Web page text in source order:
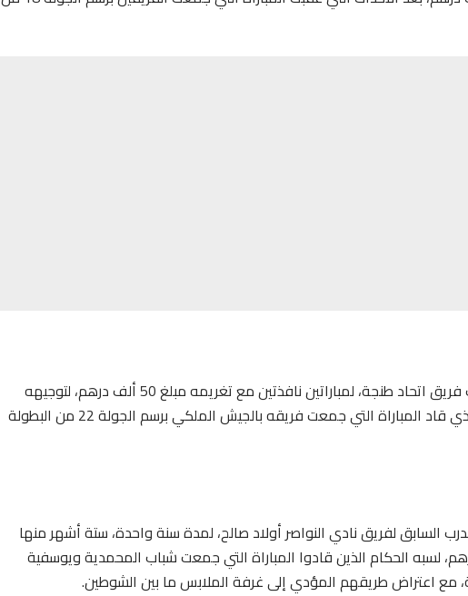
وقررت اللجنة ذاتها توقيف هلال الطير، مدرب فريق اتحاد طنجة، لمباراتين نافذتين مع تغريمه مبلغ 50 ألف درهم، لتوجيهه
عبارات نابية في حق الحكم المساعد الأول، الذي قاد المباراة التي جمعت فريقه بالجيش الملكي برسم الجولة 22 من البطولة
السابق لفريق نادي النواصر أولاد صالح، لمدة سنة واحدة، ستة أشهر منها
مع تغريمه مبلغ 20 ألف درهم، لسبه الحكام الذين قادوا المباراة التي جمعت شباب المحمدية ويوسفية